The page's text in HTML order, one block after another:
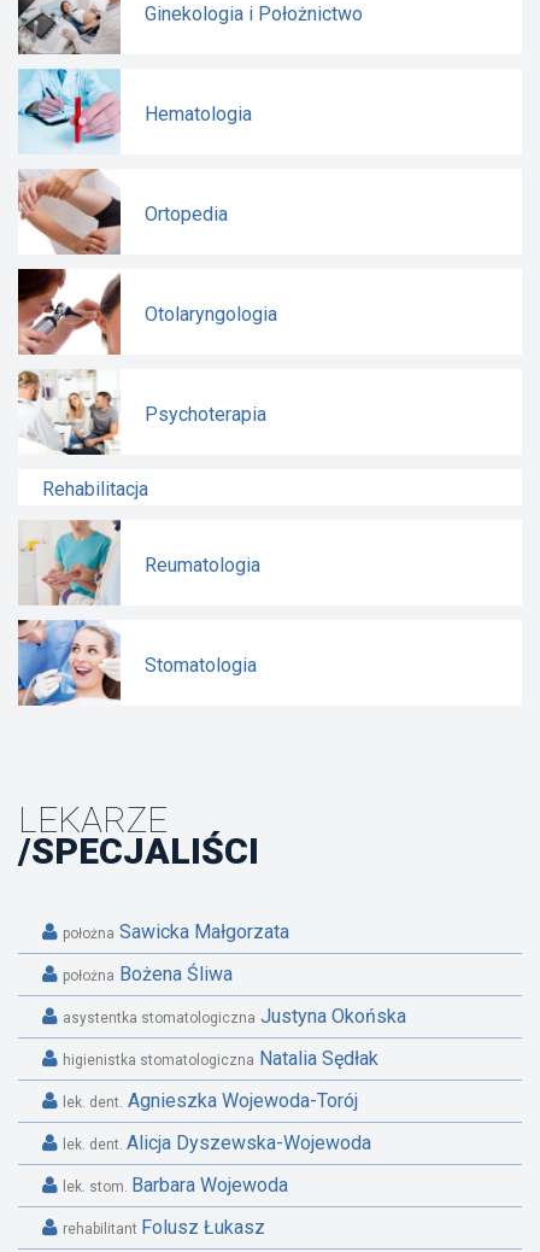
Ginekologia i Położnictwo
Hematologia
Ortopedia
Otolaryngologia
Psychoterapia
Rehabilitacja
Reumatologia
Stomatologia
LEKARZE
/SPECJALIŚCI
położna Sawicka Małgorzata
położna Bożena Śliwa
asystentka stomatologiczna Justyna Okońska
higienistka stomatologiczna Natalia Sędłak
lek. dent. Agnieszka Wojewoda-Torój
lek. dent. Alicja Dyszewska-Wojewoda
lek. stom. Barbara Wojewoda
rehabilitant Folusz Łukasz